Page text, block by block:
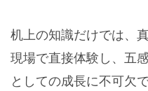
机上の知識だけでは、
現場で直接体験し、五
としての成長に不可欠で